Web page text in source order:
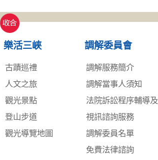
收合
樂活三峽
古蹟巡禮
人文之旅
觀光景點
登山步道
觀光導覽地圖
調解委員會
調解服務簡介
調解當事人須知
法院訴訟程序輔導及
視訊諮詢服務
調解委員名單
免費法律諮詢